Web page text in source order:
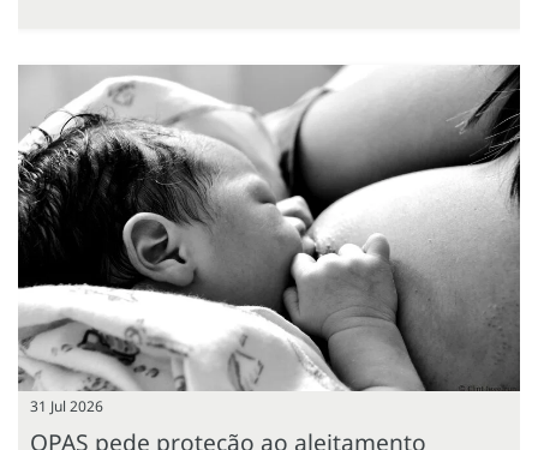
31 Jul 2026
OPAS pede proteção ao aleitamento